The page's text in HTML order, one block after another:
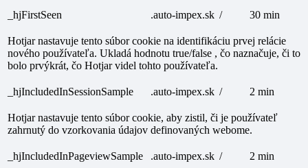
_hjFirstSeen .auto-impex.sk / 30 min
Hotjar nastavuje tento súbor cookie na identifikáciu prvej relácie
nového používateľa. Ukladá hodnotu true/false , čo naznačuje, či to
bolo prvýkrát, čo Hotjar videl tohto používateľa.
_hjIncludedInSessionSample .auto-impex.sk / 2 min
Hotjar nastavuje tento súbor cookie, aby zistil, či je používateľ
zahrnutý do vzorkovania údajov definovaných webome.
_hjIncludedInPageviewSample .auto-impex.sk / 2 min